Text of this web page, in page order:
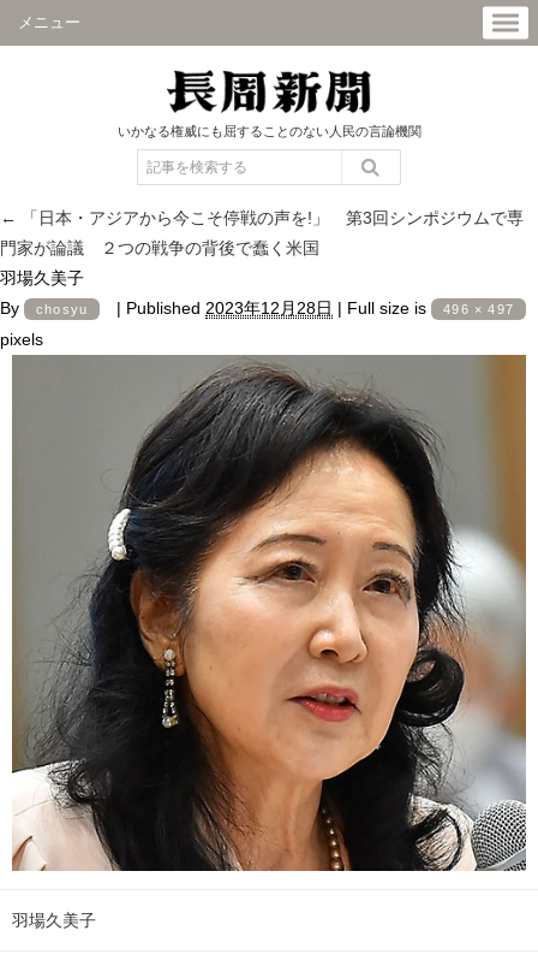
メニュー
いかなる権威にも屈することのない人民の言論機関
←
「日本・アジアから今こそ停戦の声を!」 第3回シンポジウムで専
門家が論議 ２つの戦争の背後で蠢く米国
羽場久美子
By
chosyu | Published 2023年12月28日 | Full size is 496 × 497
pixels
羽場久美子